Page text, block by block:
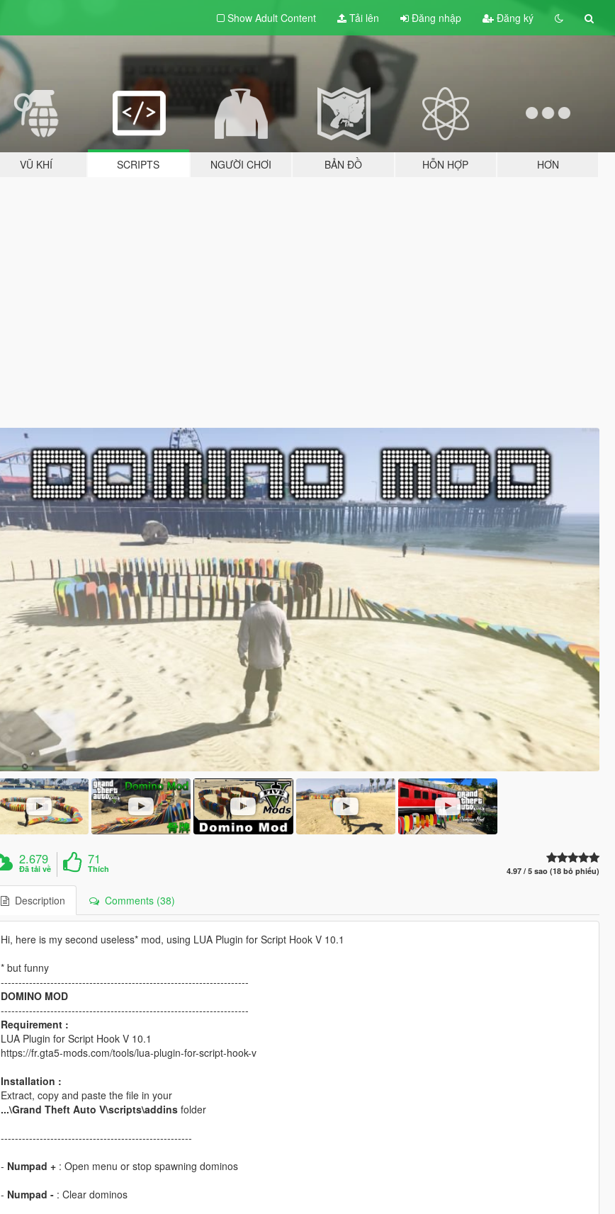
Show Adult Content Tải lên Đăng nhập Đăng ký
VŨ KHÍ SCRIPTS NGƯỜI CHƠI BẢN ĐỒ HỖN HỢP HƠN
2.679
Đã tải về
71
Thích 4.97 / 5 sao (18 bỏ phiếu)
Description Comments (38)
Hi, here is my second useless* mod, using LUA Plugin for Script Hook V 10.1
* but funny
----------------------------------------------------------------------
DOMINO MOD
----------------------------------------------------------------------
Requirement :
LUA Plugin for Script Hook V 10.1
https://fr.gta5-mods.com/tools/lua-plugin-for-script-hook-v
Installation :
Extract, copy and paste the file in your
...\Grand Theft Auto V\scripts\addinsfolder
------------------------------------------------------
- Numpad + : Open menu or stop spawning dominos
- Numpad - : Clear dominos